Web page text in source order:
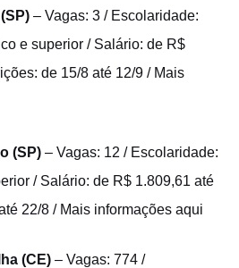
– Vagas: 3 / Escolaridade:
e superior / Salário: de R$
de 15/8 até 12/9 / Mais
(SP) – Vagas: 12 / Escolaridade:
/ Salário: de R$ 1.809,61 até
22/8 / Mais informações aqui
(CE) – Vagas: 774 /